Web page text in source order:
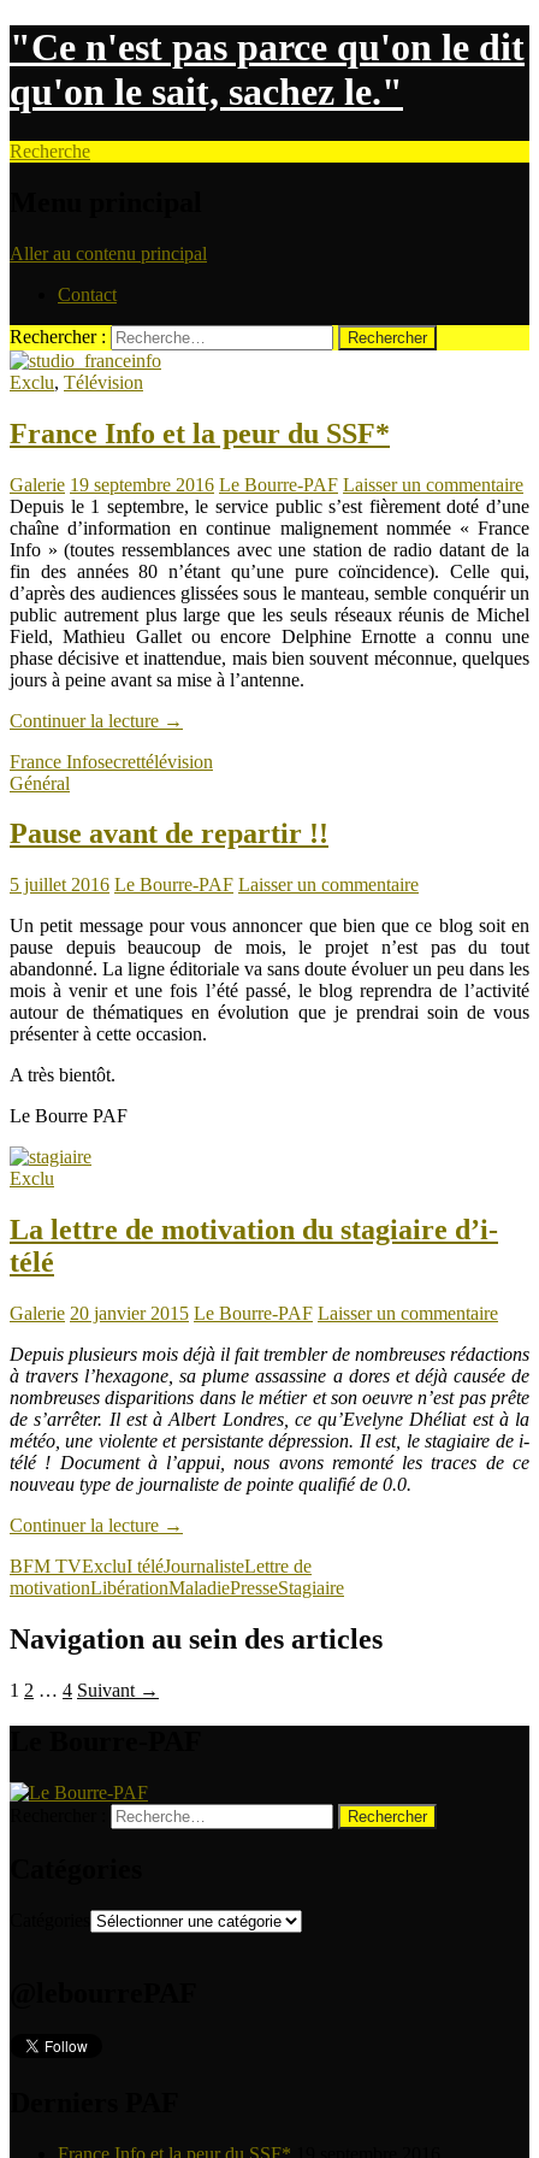
"Ce n'est pas parce qu'on le dit
qu'on le sait, sachez le."
Recherche
Aller au contenu principal
Contact
Rechercher :
Exclu, Télévision
France Info et la peur du SSF*
Galerie 19 septembre 2016 Le Bourre-PAF Laisser un commentaire
Depuis le 1 septembre, le service public s’est fièrement doté d’une
chaîne d’information en continue malignement nommée « France
Info » (toutes ressemblances avec une station de radio datant de la
fin des années 80 n’étant qu’une pure coïncidence). Celle qui,
d’après des audiences glissées sous le manteau, semble conquérir un
public autrement plus large que les seuls réseaux réunis de Michel
Field, Mathieu Gallet ou encore Delphine Ernotte a connu une
phase décisive et inattendue, mais bien souvent méconnue, quelques
jours à peine avant sa mise à l’antenne.
Continuer la lecture →
France Infosecrettélévision
Général
Pause avant de repartir !!
5 juillet 2016 Le Bourre-PAF Laisser un commentaire
Un petit message pour vous annoncer que bien que ce blog soit en
pause depuis beaucoup de mois, le projet n’est pas du tout
abandonné. La ligne éditoriale va sans doute évoluer un peu dans les
mois à venir et une fois l’été passé, le blog reprendra de l’activité
autour de thématiques en évolution que je prendrai soin de vous
présenter à cette occasion.
A très bientôt.
Le Bourre PAF
Exclu
La lettre de motivation du stagiaire d’i-
télé
Galerie 20 janvier 2015 Le Bourre-PAF Laisser un commentaire
Depuis plusieurs mois déjà il fait trembler de nombreuses rédactions
à travers l’hexagone, sa plume assassine a dores et déjà causée de
nombreuses disparitions dans le métier et son oeuvre n’est pas prête
de s’arrêter. Il est à Albert Londres, ce qu’Evelyne Dhéliat est à la
météo, une violente et persistante dépression. Il est, le stagiaire de i-
télé ! Document à l’appui, nous avons remonté les traces de ce
nouveau type de journaliste de pointe qualifié de 0.0.
Continuer la lecture →
BFM TVExcluI téléJournalisteLettre de
motivationLibérationMaladiePresseStagiaire
Navigation au sein des articles
1 2 … 4 Suivant →